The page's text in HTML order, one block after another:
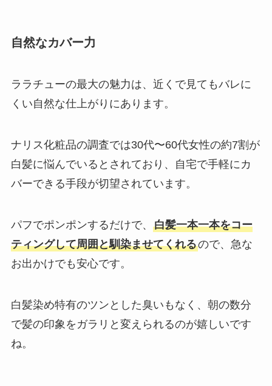
自然なカバー力
ララチューの最大の魅力は、近くで見てもバレに
くい自然な仕上がりにあります。
ナリス化粧品の調査では30代〜60代女性の約7割が
白髪に悩んでいるとされており、自宅で手軽にカ
バーできる手段が切望されています。
パフでポンポンするだけで、 白髪一本一本をコー
ティングして周囲と馴染ませてくれるので、急な
お出かけでも安心です。
白髪染め特有のツンとした臭いもなく、朝の数分
で髪の印象をガラリと変えられるのが嬉しいです
ね。